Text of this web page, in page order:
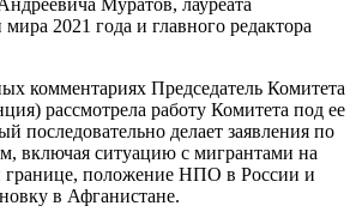
2021 года и главного редактора
комментариях Председатель Комитета
рассмотрела работу Комитета под ее
последовательно делает заявления по
включая ситуацию с мигрантами на
границе, положение НПО в России и
в Афганистане.